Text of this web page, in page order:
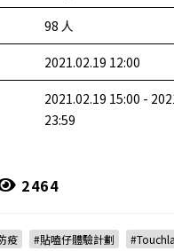
98 人
2021.02.19 12:00
2021.02.19 15:00 -
23:59
2464
疫 #貼嗑仔體驗計劃